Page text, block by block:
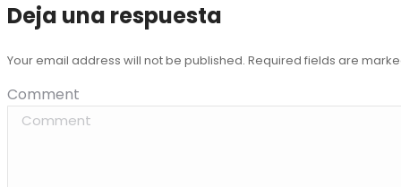
Deja una respuesta
Your email address will not be published. Required fields are
Comment